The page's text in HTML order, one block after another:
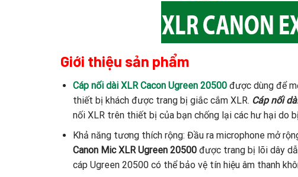
Giới thiệu sản phẩm
Cáp nối dài XLR Cacon Ugreen 20500được dùng để
thiết bị khách được trang bị giắc cắm XLR. Cáp nối
nối XLR trên thiết bị của bạn chống lại các hư hại do
Khả năng tương thích rộng: Đầu ra microphone mở
Canon Mic XLR Ugreen 20500 được trang bị lõi dây
cáp Ugreen 20500 có thể bảo vệ tín hiệu âm thanh